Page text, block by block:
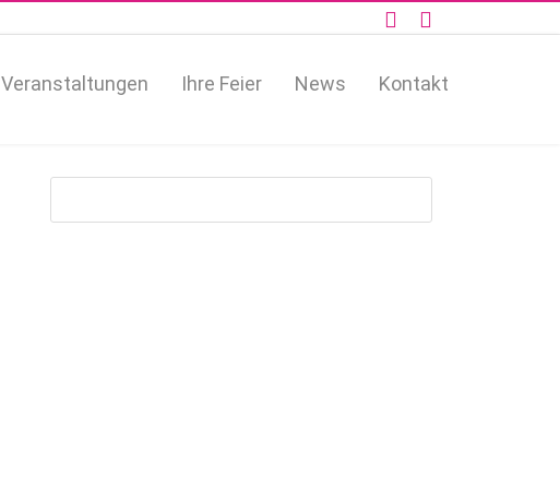
Veranstaltungen Ihre Feier News Kontakt